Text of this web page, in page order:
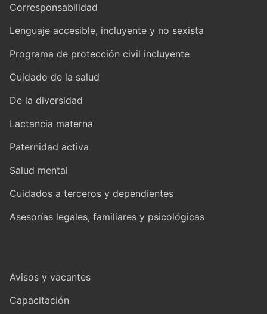
Corresponsabilidad
Lenguaje accesible, incluyente y no sexista
Programa de protección civil incluyente
Cuidado de la salud
De la diversidad
Lactancia materna
Paternidad activa
Salud mental
Cuidados a terceros y dependientes
Asesorías legales, familiares y psicológicas
Avisos y vacantes
Capacitación